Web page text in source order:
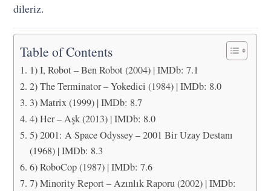
dileriz.
Table of Contents
1) I, Robot – Ben Robot (2004) | IMDb: 7.1
2) The Terminator – Yokedici (1984) | IMDb: 8.0
3) Matrix (1999) | IMDb: 8.7
4) Her – Aşk (2013) | IMDb: 8.0
5) 2001: A Space Odyssey – 2001 Bir Uzay Destanı
(1968) | IMDb: 8.3
6) RoboCop (1987) | IMDb: 7.6
7) Minority Report – Azınlık Raporu (2002) | IMDb: